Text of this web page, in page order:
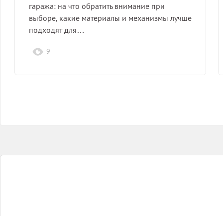
гаража: на что обратить внимание при
выборе, какие материалы и механизмы лучше
подходят для…
9